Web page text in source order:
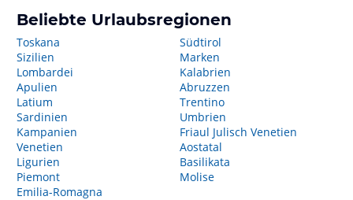
Beliebte Urlaubsregionen
Toskana
Sizilien
Lombardei
Apulien
Latium
Sardinien
Kampanien
Venetien
Ligurien
Piemont
Emilia-Romagna
Südtirol
Marken
Kalabrien
Abruzzen
Trentino
Umbrien
Friaul Julisch Venetien
Aostatal
Basilikata
Molise